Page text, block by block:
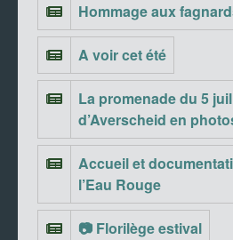
Hommage aux
A voir cet été
La promenade du 5
d’Averscheid en
Accueil et
l’Eau Rouge
📷 Florilège estival